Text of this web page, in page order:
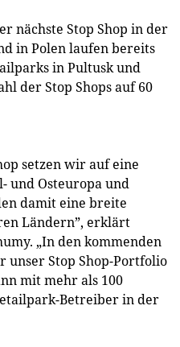
nächste Stop Shop in der
in Polen laufen bereits
in Pultusk und
der Stop Shops auf 60
setzen wir auf eine
und Osteuropa und
damit eine breite
Ländern”, erklärt
„In den kommenden
Stop Shop-Portfolio
mit mehr als 100
Betreiber in der